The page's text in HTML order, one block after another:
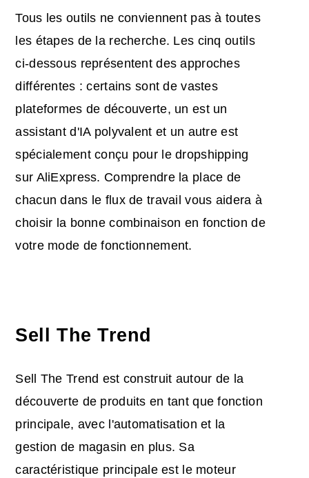
Tous les outils ne conviennent pas à toutes
les étapes de la recherche. Les cinq outils
ci-dessous représentent des approches
différentes : certains sont de vastes
plateformes de découverte, un est un
assistant d'IA polyvalent et un autre est
spécialement conçu pour le dropshipping
sur AliExpress. Comprendre la place de
chacun dans le flux de travail vous aidera à
choisir la bonne combinaison en fonction de
votre mode de fonctionnement.
Sell The Trend
Sell The Trend est construit autour de la
découverte de produits en tant que fonction
principale, avec l'automatisation et la
gestion de magasin en plus. Sa
caractéristique principale est le moteur